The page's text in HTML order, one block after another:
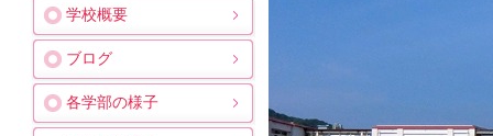
学校概要
ブログ
各学部の様子